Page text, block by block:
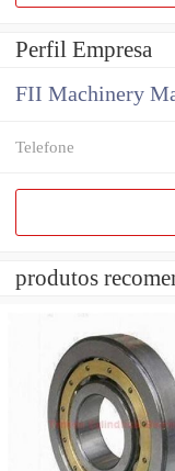
Perfil Empresa
FII Machinery
Telefone
produtos